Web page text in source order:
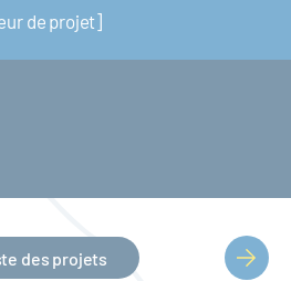
de projet]
des projets